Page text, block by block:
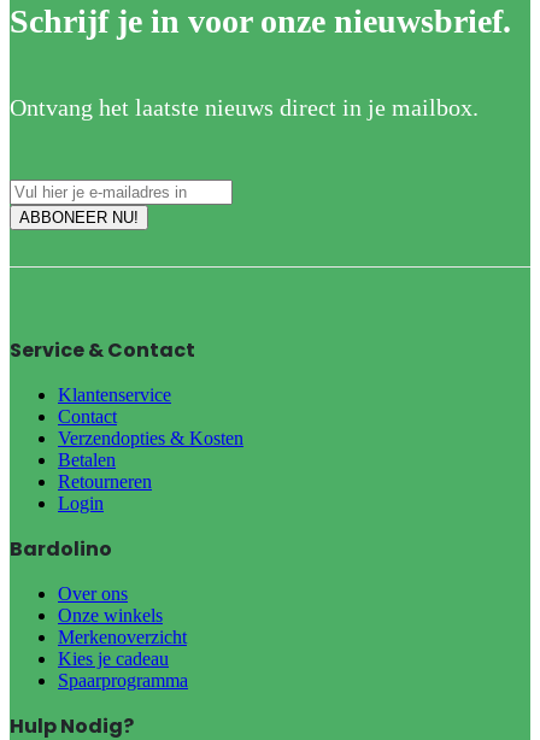
Schrijf je in voor onze nieuwsbrief.
Ontvang het laatste nieuws direct in je mailbox.
Service & Contact
Klantenservice
Contact
Verzendopties & Kosten
Betalen
Retourneren
Login
Bardolino
Over ons
Onze winkels
Merkenoverzicht
Kies je cadeau
Spaarprogramma
Hulp Nodig?